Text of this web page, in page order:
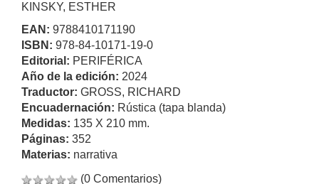
KINSKY, ESTHER
EAN: 9788410171190
ISBN: 978-84-10171-19-0
Editorial: PERIFÉRICA
Año de la edición: 2024
Traductor: GROSS, RICHARD
Encuadernación: Rústica (tapa blanda)
Medidas: 135 X 210 mm.
Páginas: 352
Materias: narrativa
(0 Comentarios)